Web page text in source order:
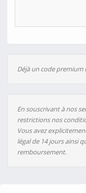
Déjà un code premium
En souscrivant à nos
restrictions nos
Vous avez
légal de 14 jours ainsi
remboursement.